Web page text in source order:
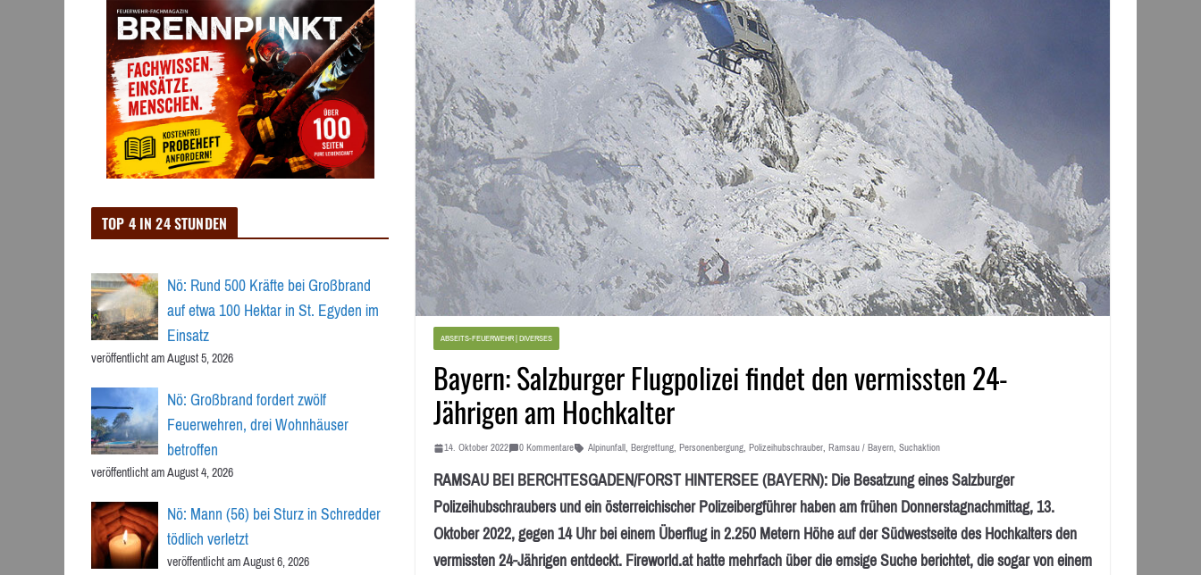
ABSEITS-FEUERWEHR | DIVERSES
Bayern: Salzburger Flugpolizei findet den vermissten 24-
Jährigen am Hochkalter
14. Oktober 2022 0 Kommentare Alpinunfall, Bergrettung, Personenbergung, Polizeihubschrauber, Ramsau / Bayern, Suchaktion
RAMSAU BEI BERCHTESGADEN/FORST HINTERSEE (BAYERN): Die Besatzung eines Salzburger
Polizeihubschraubers und ein österreichischer Polizeibergführer haben am frühen Donnerstagnachmittag, 13.
Oktober 2022, gegen 14 Uhr bei einem Überflug in 2.250 Metern Höhe auf der Südwestseite des Hochkalters den
vermissten 24-Jährigen entdeckt. Fireworld.at hatte mehrfach über die emsige Suche berichtet, die sogar von einem
TOP 4 IN 24 STUNDEN
Nö: Rund 500 Kräfte bei Großbrand
auf etwa 100 Hektar in St. Egyden im
Einsatz
veröffentlicht am August 5, 2026
Nö: Großbrand fordert zwölf
Feuerwehren, drei Wohnhäuser
betroffen
veröffentlicht am August 4, 2026
Nö: Mann (56) bei Sturz in Schredder
tödlich verletzt
veröffentlicht am August 6, 2026